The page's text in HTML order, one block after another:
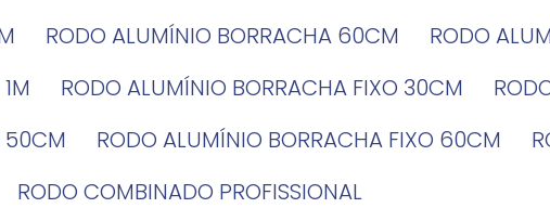
RODO ALUMÍNIO BORRACHA 60CM
RODO
RODO ALUMÍNIO BORRACHA FIXO 30CM
50CM
RODO ALUMÍNIO BORRACHA FIXO 60CM
RODO COMBINADO PROFISSIONAL